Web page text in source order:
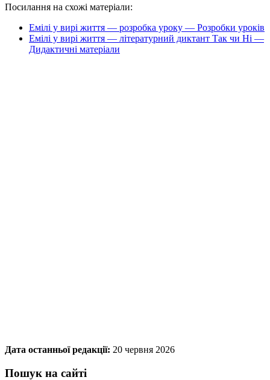
Посилання на схожі матеріали:
Емілі у вирі життя — розробка уроку — Розробки уроків
Емілі у вирі життя — літературний диктант Так чи Ні —
Дидактичні матеріали
Дата останньої редакції: 20 червня 2026
Пошук на сайті